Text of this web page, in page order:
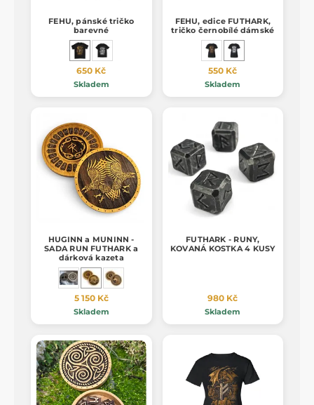
FEHU, pánské tričko
barevné
650 Kč
Skladem
FEHU, edice FUTHARK,
tričko černobílé dámské
550 Kč
Skladem
HUGINN a MUNINN -
SADA RUN FUTHARK a
dárková kazeta
5 150 Kč
Skladem
FUTHARK - RUNY,
KOVANÁ KOSTKA 4 KUSY
980 Kč
Skladem